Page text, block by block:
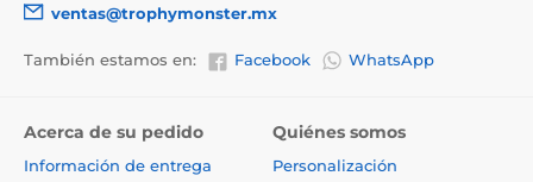
ventas@trophymonster.mx
También estamos en: Facebook WhatsApp
Acerca de su pedido
Información de entrega
Quiénes somos
Personalización